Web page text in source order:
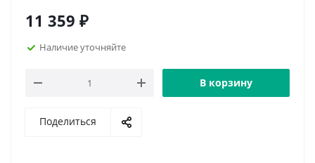
11 359 ₽
Наличие уточняйте
В корзину
Поделиться